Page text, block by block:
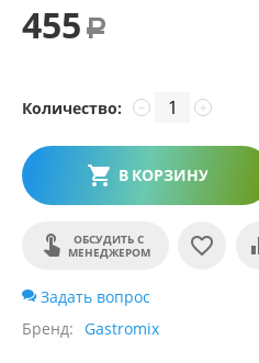
455 Р
Количество: +
−
В КОРЗИНУ
ОБСУДИТЬ С
МЕНЕДЖЕРОМ
Задать вопрос
Бренд
Gastromix